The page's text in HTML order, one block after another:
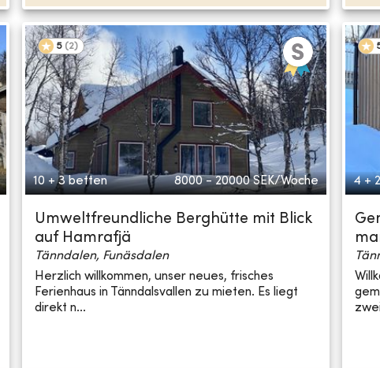
5 (2)
10 + 3 betten 8000 - 20000 SEK/Woche
Umweltfreundliche Berghütte mit Blick
auf Hamrafjä
Tänndalen, Funäsdalen
Herzlich willkommen, unser neues, frisches
Ferienhaus in Tänndalsvallen zu mieten. Es liegt
direkt n...
4 +